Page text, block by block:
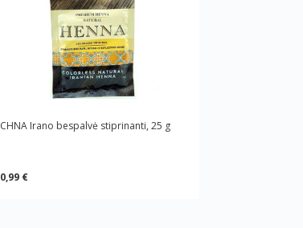
CHNA Irano bespalvė stiprinanti, 25 g
0,99 €